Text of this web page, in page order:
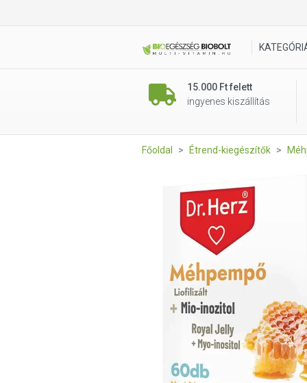
15.000 Ft felett
ingyenes kiszállítás
Főoldal Étrend-kiegészítők